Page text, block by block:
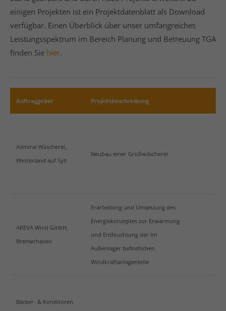
24h/ 365days
Get in touch
376-293 City Road, Suite 600
San Francisco, CA 94102
info@yourdomain.com
einigen Projekten ist ein Projektdatenblatt als Download
verfügbar. Einen Überblick über unser umfangreiches
Leistungsspektrum im Bereich Planung und Betreuung TGA
finden Sie hier.
Auftraggeber Projektbeschreibung
Admiral Wäscherei,
Westerland auf Sylt
Neubau einer Großwäscherei
AREVA Wind GmbH,
Bremerhaven
Erarbeitung und Umsetzung des
Energiekonzeptes zur Erwärmung
und Entfeuchtung der im
Außenlager befindlichen
Windkraftanlagenteile
Bäcker- & Konditoren